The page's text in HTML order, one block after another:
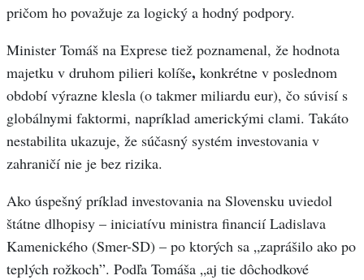
pričom ho považuje za logický a hodný podpory.
Minister Tomáš na Exprese tiež poznamenal, že hodnota
majetku v druhom pilieri kolíše, konkrétne v poslednom
období výrazne klesla (o takmer miliardu eur), čo súvisí s
globálnymi faktormi, napríklad americkými clami. Takáto
nestabilita ukazuje, že súčasný systém investovania v
zahraničí nie je bez rizika.
Ako úspešný príklad investovania na Slovensku uviedol
štátne dlhopisy – iniciatívu ministra financií Ladislava
Kamenického (Smer-SD) – po ktorých sa „zaprášilo ako po
teplých rožkoch”. Podľa Tomáša „aj tie dôchodkové